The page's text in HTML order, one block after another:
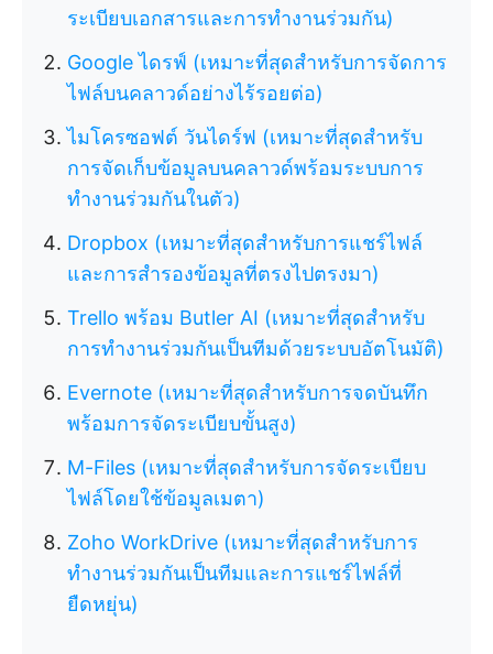
ระเบียบเอกสารและการทำงานร่วมกัน)
Google ไดรฟ์ (เหมาะที่สุดสำหรับการจัดการ
ไฟล์บนคลาวด์อย่างไร้รอยต่อ)
ไมโครซอฟต์ วันไดร์ฟ (เหมาะที่สุดสำหรับ
การจัดเก็บข้อมูลบนคลาวด์พร้อมระบบการ
ทำงานร่วมกันในตัว)
Dropbox (เหมาะที่สุดสำหรับการแชร์ไฟล์
และการสำรองข้อมูลที่ตรงไปตรงมา)
Trello พร้อม Butler AI (เหมาะที่สุดสำหรับ
การทำงานร่วมกันเป็นทีมด้วยระบบอัตโนมัติ)
Evernote (เหมาะที่สุดสำหรับการจดบันทึก
พร้อมการจัดระเบียบขั้นสูง)
M-Files (เหมาะที่สุดสำหรับการจัดระเบียบ
ไฟล์โดยใช้ข้อมูลเมตา)
Zoho WorkDrive (เหมาะที่สุดสำหรับการ
ทำงานร่วมกันเป็นทีมและการแชร์ไฟล์ที่
ยืดหยุ่น)